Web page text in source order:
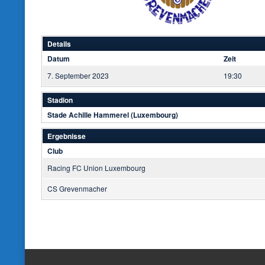
Details
Datum
Zeit
7. September 2023 19:30
Stadion
Stade Achille Hammerel (Luxembourg)
Ergebnisse
Club
Racing FC Union Luxembourg
CS Grevenmacher